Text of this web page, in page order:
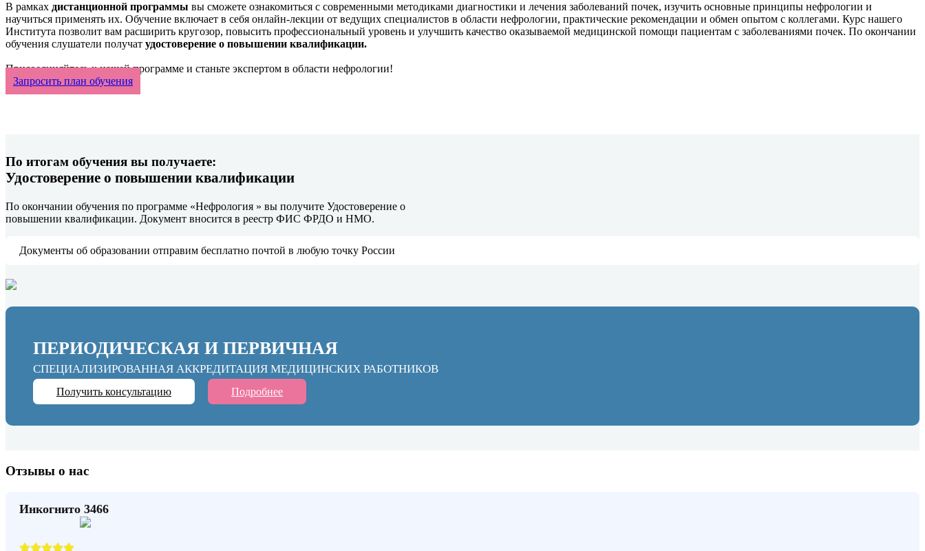
В рамках дистанционной программы вы сможете ознакомиться с современными методиками диагностики и лечения заболеваний почек, изучить основные принципы нефрологии и
научиться применять их. Обучение включает в себя онлайн-лекции от ведущих специалистов в области нефрологии, практические рекомендации и обмен опытом с коллегами. Курс нашего
Института позволит вам расширить кругозор, повысить профессиональный уровень и улучшить качество оказываемой медицинской помощи пациентам с заболеваниями почек. По окончании
обучения слушатели получат удостоверение о повышении квалификации.
Присоединяйтесь к нашей программе и станьте экспертом в области нефрологии!
Запросить план обучения
По итогам обучения вы получаете:
Удостоверение о повышении квалификации
По окончании обучения по программе «Нефрология » вы получите Удостоверение о
повышении квалификации. Документ вносится в реестр ФИС ФРДО и НМО.
Документы об образовании отправим бесплатно почтой в любую точку России
ПЕРИОДИЧЕСКАЯ И ПЕРВИЧНАЯ
СПЕЦИАЛИЗИРОВАННАЯ АККРЕДИТАЦИЯ МЕДИЦИНСКИХ РАБОТНИКОВ
Получить консультацию Подробнее
Отзывы о нас
Инкогнито 3466